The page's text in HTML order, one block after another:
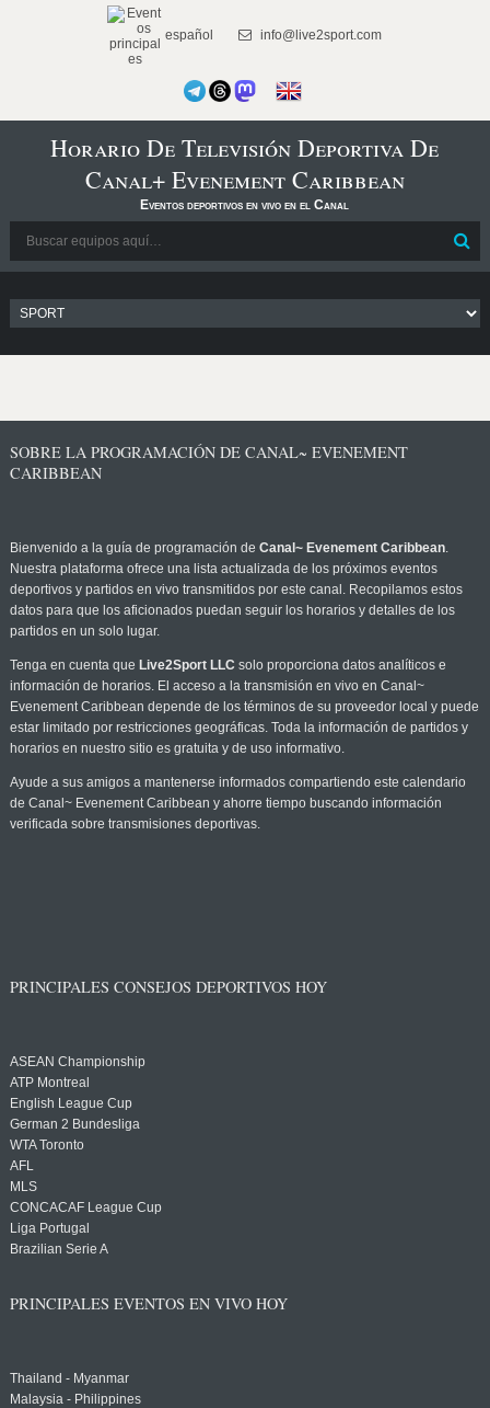
español info@live2sport.com
Horario De Televisión Deportiva De
Canal+ Evenement Caribbean
Eventos deportivos en vivo en el Canal
SOBRE LA PROGRAMACIÓN DE CANAL~ EVENEMENT
CARIBBEAN
Bienvenido a la guía de programación de Canal~ Evenement Caribbean.
Nuestra plataforma ofrece una lista actualizada de los próximos eventos
deportivos y partidos en vivo transmitidos por este canal. Recopilamos estos
datos para que los aficionados puedan seguir los horarios y detalles de los
partidos en un solo lugar.
Tenga en cuenta que Live2Sport LLC solo proporciona datos analíticos e
información de horarios. El acceso a la transmisión en vivo en Canal~
Evenement Caribbean depende de los términos de su proveedor local y puede
estar limitado por restricciones geográficas. Toda la información de partidos y
horarios en nuestro sitio es gratuita y de uso informativo.
Ayude a sus amigos a mantenerse informados compartiendo este calendario
de Canal~ Evenement Caribbean y ahorre tiempo buscando información
verificada sobre transmisiones deportivas.
PRINCIPALES CONSEJOS DEPORTIVOS HOY
ASEAN Championship
ATP Montreal
English League Cup
German 2 Bundesliga
WTA Toronto
AFL
MLS
CONCACAF League Cup
Liga Portugal
Brazilian Serie A
PRINCIPALES EVENTOS EN VIVO HOY
Thailand - Myanmar
Malaysia - Philippines